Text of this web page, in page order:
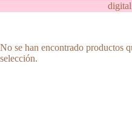
digital
No se han encontrado productos
selección.